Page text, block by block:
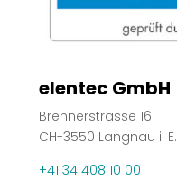
elentec GmbH
Brennerstrasse 16
CH-3550 Langnau i. E.
+41 34 408 10 00